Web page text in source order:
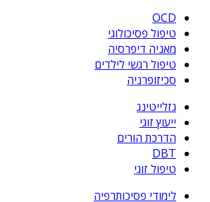
OCD
טיפול פסיכולוגי
מאניה דיפרסיה
טיפול רגשי לילדים
סכיזופרניה
גזלייטינג
ייעוץ זוגי
הדרכת הורים
DBT
טיפול זוגי
לימודי פסיכותרפיה